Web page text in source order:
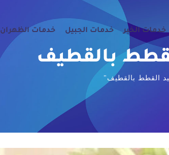
خدمات الخبر خدمات الجبيل خدمات الظهران
بالقطيف